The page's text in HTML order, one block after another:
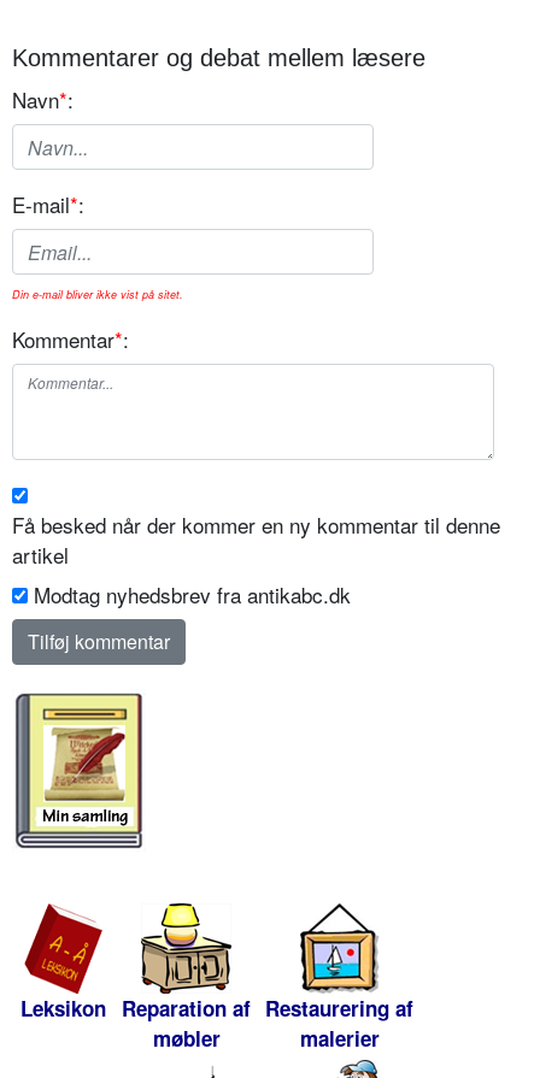
Kommentarer og debat mellem læsere
Navn*:
E-mail*:
Din e-mail bliver ikke vist på sitet.
Kommentar*:
Få besked når der kommer en ny kommentar til denne
artikel
Modtag nyhedsbrev fra antikabc.dk
Leksikon Reparation af
møbler
Restaurering af
malerier